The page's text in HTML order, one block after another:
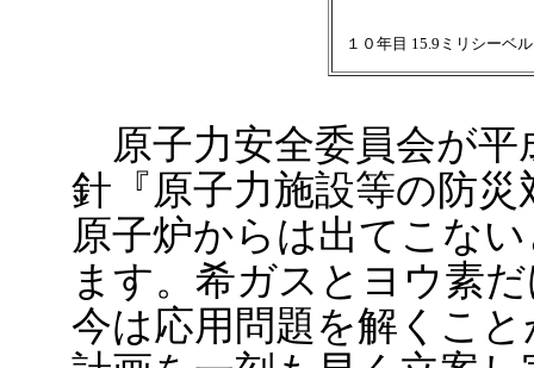
１０年目 15.9ミリシーベ
原子力安全委員会が平
針『原子力施設等の防
原子炉からは出てこな
ます。希ガスとヨウ素
今は応用問題を解くこ